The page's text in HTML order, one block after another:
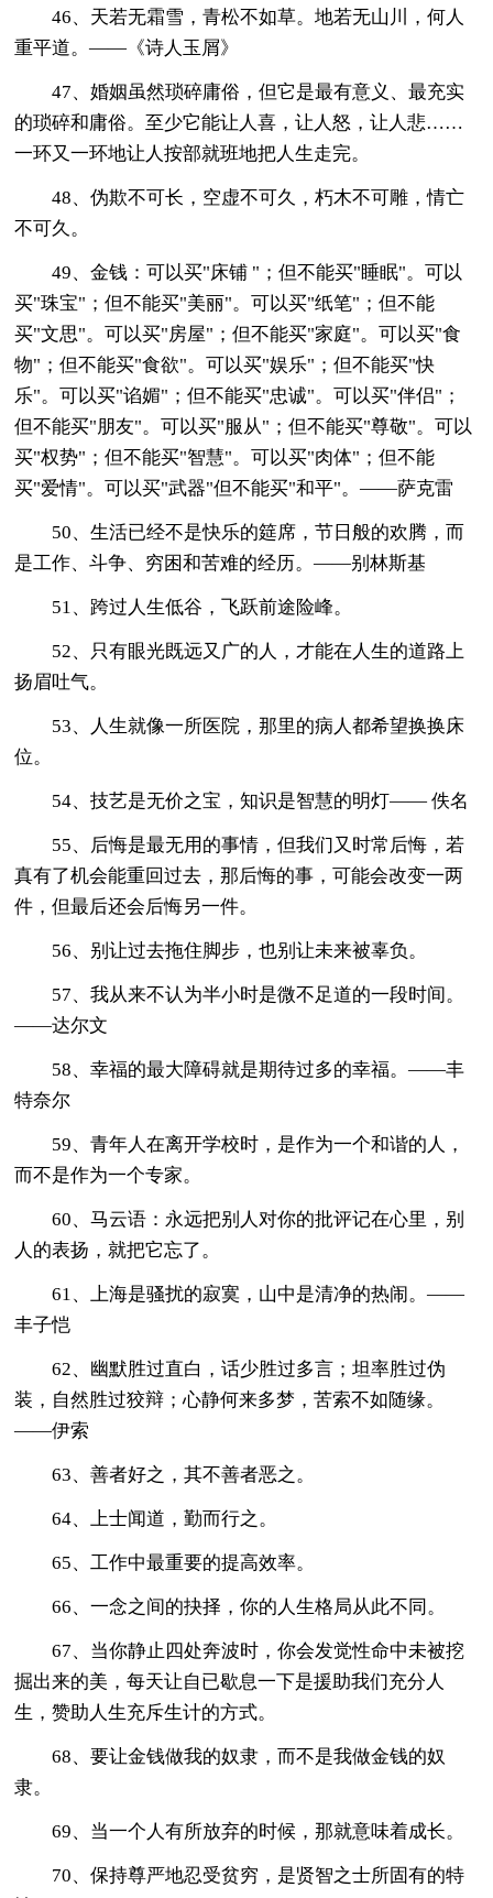
46、天若无霜雪，青松不如草。地若无山川，何人
重平道。——《诗人玉屑》
47、婚姻虽然琐碎庸俗，但它是最有意义、最充实
的琐碎和庸俗。至少它能让人喜，让人怒，让人悲……
一环又一环地让人按部就班地把人生走完。
48、伪欺不可长，空虚不可久，朽木不可雕，情亡
不可久。
49、金钱：可以买"床铺 "；但不能买"睡眠"。可以
买"珠宝"；但不能买"美丽"。可以买"纸笔"；但不能
买"文思"。可以买"房屋"；但不能买"家庭"。可以买"食
物"；但不能买"食欲"。可以买"娱乐"；但不能买"快
乐"。可以买"谄媚"；但不能买"忠诚"。可以买"伴侣"；
但不能买"朋友"。可以买"服从"；但不能买"尊敬"。可以
买"权势"；但不能买"智慧"。可以买"肉体"；但不能
买"爱情"。可以买"武器"但不能买"和平"。——萨克雷
50、生活已经不是快乐的筵席，节日般的欢腾，而
是工作、斗争、穷困和苦难的经历。——别林斯基
51、跨过人生低谷，飞跃前途险峰。
52、只有眼光既远又广的人，才能在人生的道路上
扬眉吐气。
53、人生就像一所医院，那里的病人都希望换换床
位。
54、技艺是无价之宝，知识是智慧的明灯—— 佚名
55、后悔是最无用的事情，但我们又时常后悔，若
真有了机会能重回过去，那后悔的事，可能会改变一两
件，但最后还会后悔另一件。
56、别让过去拖住脚步，也别让未来被辜负。
57、我从来不认为半小时是微不足道的一段时间。
——达尔文
58、幸福的最大障碍就是期待过多的幸福。——丰
特奈尔
59、青年人在离开学校时，是作为一个和谐的人，
而不是作为一个专家。
60、马云语：永远把别人对你的批评记在心里，别
人的表扬，就把它忘了。
61、上海是骚扰的寂寞，山中是清净的热闹。——
丰子恺
62、幽默胜过直白，话少胜过多言；坦率胜过伪
装，自然胜过狡辩；心静何来多梦，苦索不如随缘。
——伊索
63、善者好之，其不善者恶之。
64、上士闻道，勤而行之。
65、工作中最重要的提高效率。
66、一念之间的抉择，你的人生格局从此不同。
67、当你静止四处奔波时，你会发觉性命中未被挖
掘出来的美，每天让自已歇息一下是援助我们充分人
生，赞助人生充斥生计的方式。
68、要让金钱做我的奴隶，而不是我做金钱的奴
隶。
69、当一个人有所放弃的时候，那就意味着成长。
70、保持尊严地忍受贫穷，是贤智之士所固有的特